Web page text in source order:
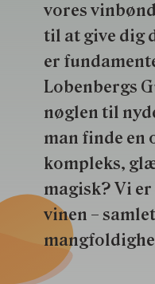
vores
til at give dig
er
Lobenbergs
nøglen til
man finde en
kompleks,
magisk? Vi
vinen –